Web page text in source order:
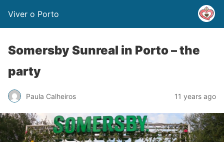
Viver o Porto
Somersby Sunreal in Porto – the
party
Paula Calheiros 11 years ago